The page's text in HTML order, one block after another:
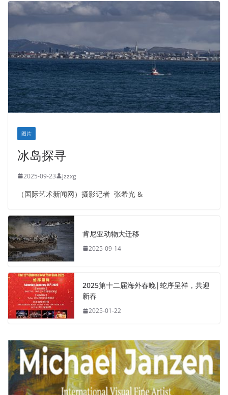
图片
冰岛探寻
2025-09-23 jzzxg
（国际艺术新闻网）摄影记者 张希光 &
肯尼亚动物大迁移
2025-09-14
2025第十二届海外春晚|蛇序呈祥，共迎
新春
2025-01-22